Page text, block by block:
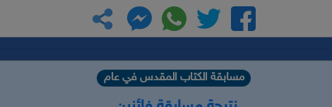
مسابقة الكتاب المقدس في عام